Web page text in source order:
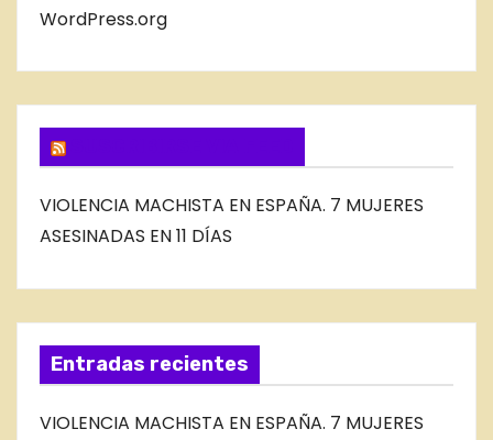
B
O
G
WordPress.org
VIOLENCIA MACHISTA EN ESPAÑA. 7 MUJERES
ASESINADAS EN 11 DÍAS
Entradas recientes
VIOLENCIA MACHISTA EN ESPAÑA. 7 MUJERES